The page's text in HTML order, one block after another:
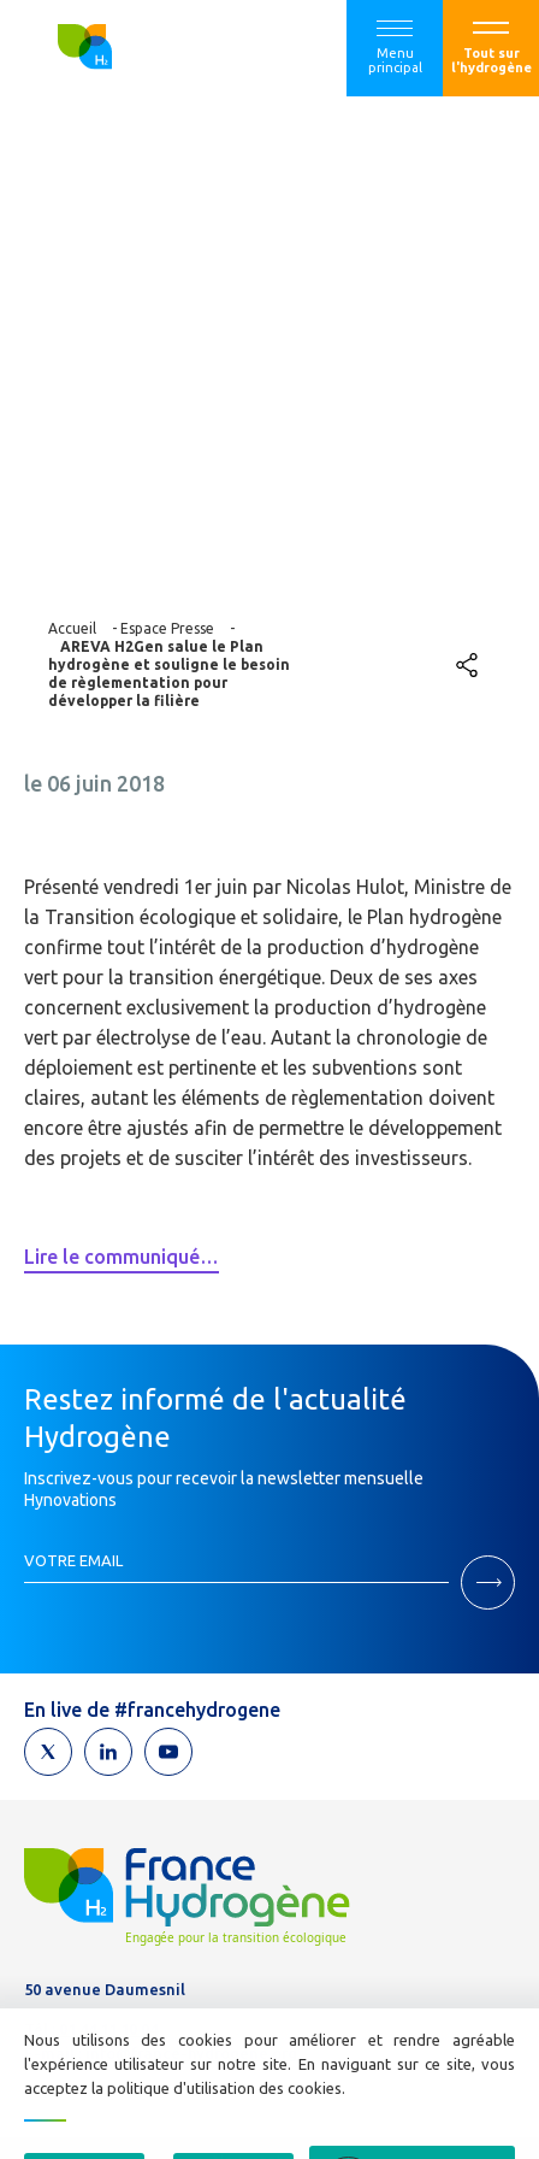
Menu
principal
Tout sur
l'hydrogène
Accueil - Espace Presse
-
AREVA H2Gen salue le Plan
hydrogène et souligne le besoin
de règlementation pour
développer la filière
le 06 juin 2018
Présenté vendredi 1er juin par Nicolas Hulot, Ministre de
la Transition écologique et solidaire, le Plan hydrogène
confirme tout l’intérêt de la production d’hydrogène
vert pour la transition énergétique. Deux de ses axes
concernent exclusivement la production d’hydrogène
vert par électrolyse de l’eau. Autant la chronologie de
déploiement est pertinente et les subventions sont
claires, autant les éléments de règlementation doivent
encore être ajustés afin de permettre le développement
des projets et de susciter l’intérêt des investisseurs.
Lire le communiqué…
Restez informé de l'actualité
Hydrogène
Inscrivez-vous pour recevoir la newsletter mensuelle
Hynovations
Newsletter
VOTRE EMAIL
Si
un
humain,
ne
remplissez
pas
En live de #francehydrogene
50 avenue Daumesnil
01 44 11 10 04
E-mail :
info@france-hydrogene.org
Nous utilisons des cookies pour améliorer et rendre agréable
l'expérience utilisateur sur notre site. En naviguant sur ce site, vous
acceptez la politique d'utilisation des cookies.